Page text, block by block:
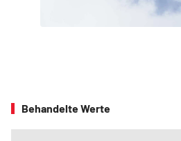
Behandelte Werte